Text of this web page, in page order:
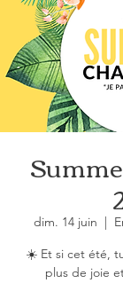
dim. 14 juin
  |
☀️ Et si cet été,
plus de joie